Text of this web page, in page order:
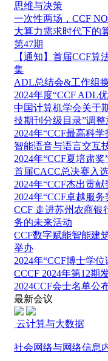
思维与决策
一次性两场，CCF
大算力需求时代下的
第47期
【通知】首届CCF
集
ADL总结会&工作组
2024年度“CCF ADL
中国计算机学会关于
技期刊分级目录”调
2024年“CCF最高科
智能语音与语言交互
2024年“CCF夏培肃
首届CACC总决赛入
2024年“CCF杰出贡
2024年“CCF卓越服
CCF 走进苏州农商银
务的未来活动
CCF数字赋能智能建
举办
2024年“CCF博士学
CCCF 2024年第12期
2024CCF会士名单公
最新会议
云计算与大数据
社会网络与网络信息